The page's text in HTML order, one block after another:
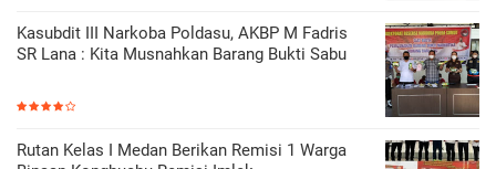
Kasubdit III Narkoba Poldasu, AKBP M Fadris
SR Lana : Kita Musnahkan Barang Bukti Sabu
Rutan Kelas I Medan Berikan Remisi 1 Warga